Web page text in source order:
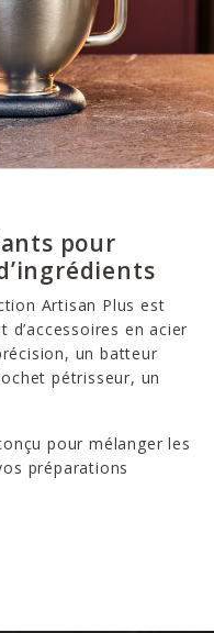
pour
Artisan Plus est
en acier
un batteur
pétrisseur, un
pour mélanger les
préparations